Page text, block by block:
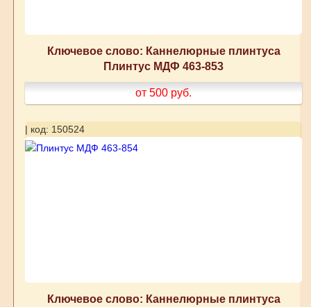
Ключевое слово: Каннелюрные плинтуса
Плинтус МДФ 463-853
от 500 руб.
| код: 150524
Ключевое слово: Каннелюрные плинтуса